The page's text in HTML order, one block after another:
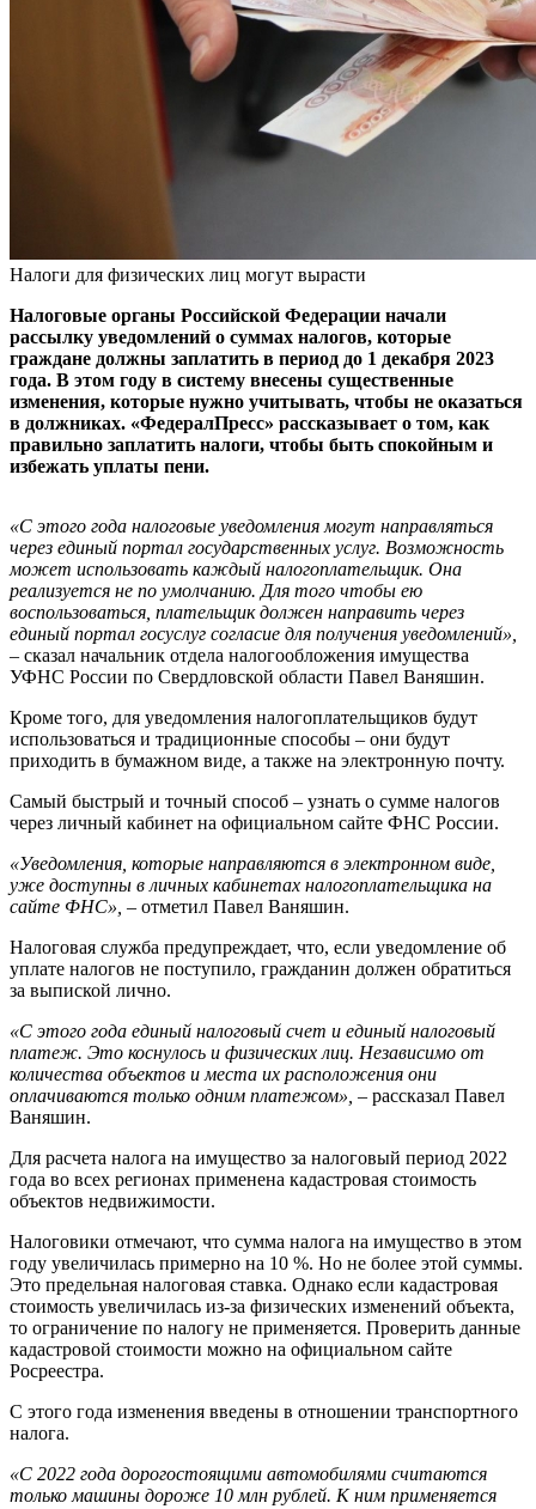
Налоги для физических лиц могут вырасти
Налоговые органы Российской Федерации начали
рассылку уведомлений о суммах налогов, которые
граждане должны заплатить в период до 1 декабря 2023
года. В этом году в систему внесены существенные
изменения, которые нужно учитывать, чтобы не оказаться
в должниках. «ФедералПресс» рассказывает о том, как
правильно заплатить налоги, чтобы быть спокойным и
избежать уплаты пени.
«С этого года налоговые уведомления могут направляться
через единый портал государственных услуг. Возможность
может использовать каждый налогоплательщик. Она
реализуется не по умолчанию. Для того чтобы ею
воспользоваться, плательщик должен направить через
единый портал госуслуг согласие для получения уведомлений»,
– сказал начальник отдела налогообложения имущества
УФНС России по Свердловской области Павел Ваняшин.
Кроме того, для уведомления налогоплательщиков будут
использоваться и традиционные способы – они будут
приходить в бумажном виде, а также на электронную почту.
Самый быстрый и точный способ – узнать о сумме налогов
через личный кабинет на официальном сайте ФНС России.
«Уведомления, которые направляются в электронном виде,
уже доступны в личных кабинетах налогоплательщика на
сайте ФНС», – отметил Павел Ваняшин.
Налоговая служба предупреждает, что, если уведомление об
уплате налогов не поступило, гражданин должен обратиться
за выпиской лично.
«С этого года единый налоговый счет и единый налоговый
платеж. Это коснулось и физических лиц. Независимо от
количества объектов и места их расположения они
оплачиваются только одним платежом», – рассказал Павел
Ваняшин.
Для расчета налога на имущество за налоговый период 2022
года во всех регионах применена кадастровая стоимость
объектов недвижимости.
Налоговики отмечают, что сумма налога на имущество в этом
году увеличилась примерно на 10 %. Но не более этой суммы.
Это предельная налоговая ставка. Однако если кадастровая
стоимость увеличилась из-за физических изменений объекта,
то ограничение по налогу не применяется. Проверить данные
кадастровой стоимости можно на официальном сайте
Росреестра.
С этого года изменения введены в отношении транспортного
налога.
«С 2022 года дорогостоящими автомобилями считаются
только машины дороже 10 млн рублей. К ним применяется